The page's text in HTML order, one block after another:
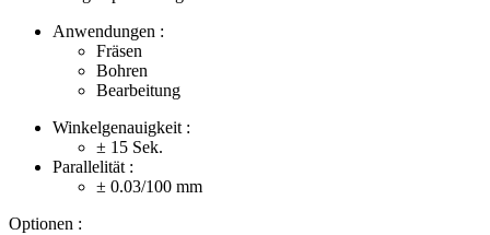
Anwendungen :
Fräsen
Bohren
Bearbeitung
Winkelgenauigkeit :
± 15 Sek.
Parallelität :
± 0.03/100 mm
Optionen :